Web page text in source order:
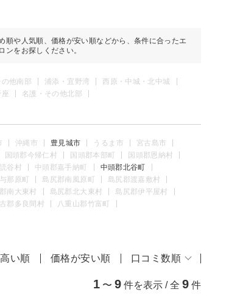
順や人気順、価格が安い順などから、条件に合ったエ
ンをお探しください。
他南部 浦添・宜野湾
西原・中城・北中城
名護・その他北部
沖縄市 豊見城市 うるま市
宮古島市
国頭郡今帰仁村 国頭郡本部町
国頭郡恩納村
谷村 中頭郡嘉手納町
中頭郡北谷町
那原町 島尻郡南風原町
島尻郡渡嘉敷村
南大東村 島尻郡北大東村
島尻郡伊平屋村
郡多良間村
八重山郡竹富町
い順 価格が安い順 口コミ数順
1 〜 9 件を表示 / 全 9 件